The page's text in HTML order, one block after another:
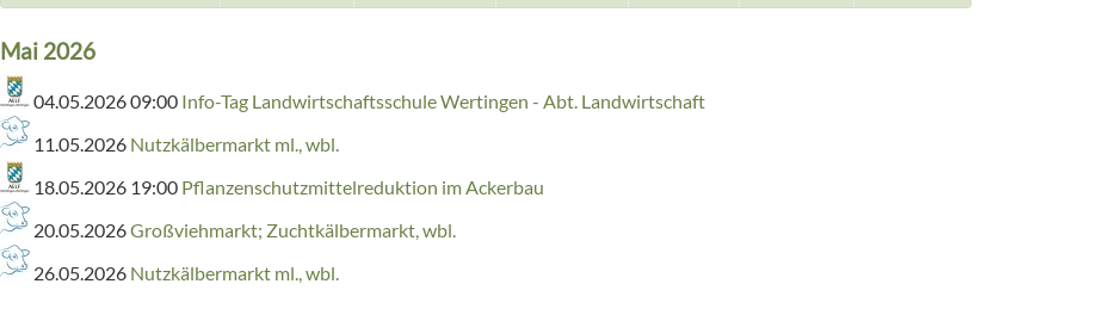
Mai 2026
04.05.2026 09:00 Info-Tag Landwirtschaftsschule Wertingen - Abt. Landwirtschaft
11.05.2026 Nutzkälbermarkt ml., wbl.
18.05.2026 19:00 Pflanzenschutzmittelreduktion im Ackerbau
20.05.2026Großviehmarkt; Zuchtkälbermarkt, wbl.
26.05.2026 Nutzkälbermarkt ml., wbl.